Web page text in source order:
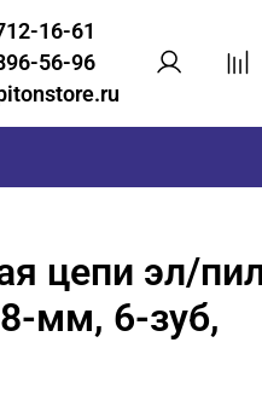
16-61
56-96
цепи эл/
мм, 6-зуб,